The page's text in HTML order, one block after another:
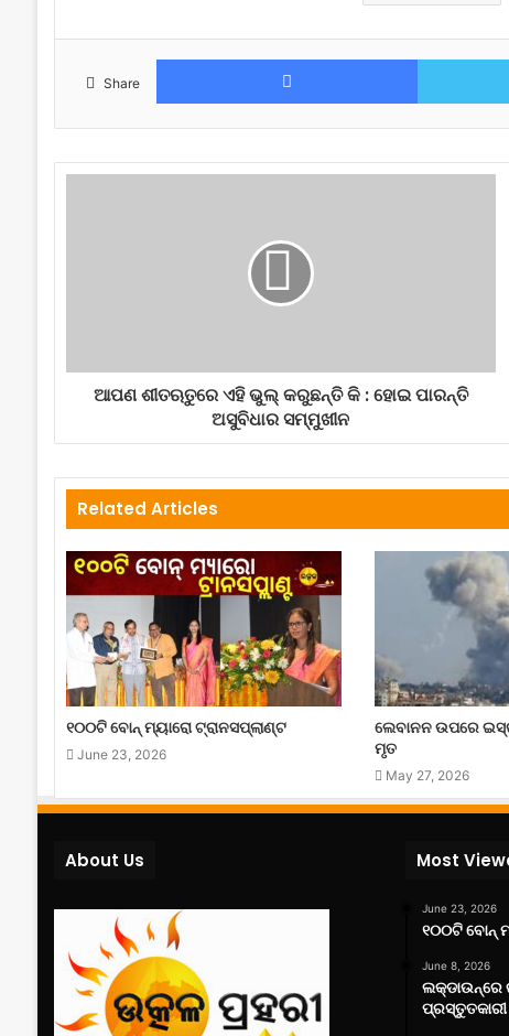
Share
Facebook
ଆପଣ ଶୀତଋତୁରେ ଏହି ଭୁଲ୍ କରୁଛନ୍ତି କି : ହୋଇ ପାରନ୍ତି
ଅସୁବିଧାର ସମ୍ମୁଖୀନ
Related Articles
୧୦୦ଟି ବୋନ୍ ମ୍ୟାରୋ ଟ୍ରାନସପ୍ଲାଣ୍ଟ
June 23, 2026
ଲେବାନନ ଉପରେ
ମୃତ
May 27, 2026
About Us Most
June 23, 2026
୧୦୦ଟି ବୋନ୍
June 8, 2026
ଲକ୍‌ଡାଉନ୍‌ରେ
ପ୍ରସ୍ତୁତକାରୀ